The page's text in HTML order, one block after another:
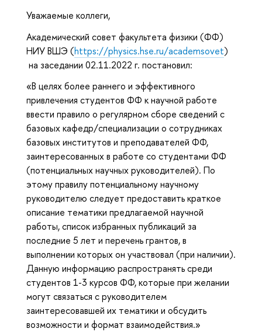
Уважаемые коллеги,
Академический совет факультета физики (ФФ)
НИУ ВШЭ (https://physics.hse.ru/academsovet)
на заседании 02.11.2022 г. постановил:
«В целях более раннего и эффективного
привлечения студентов ФФ к научной работе
ввести правило о регулярном сборе сведений с
базовых кафедр/специализации о сотрудниках
базовых институтов и преподавателей ФФ,
заинтересованных в работе со студентами ФФ
(потенциальных научных руководителей). По
этому правилу потенциальному научному
руководителю следует предоставить краткое
описание тематики предлагаемой научной
работы, список избранных публикаций за
последние 5 лет и перечень грантов, в
выполнении которых он участвовал (при наличии).
Данную информацию распространять среди
студентов 1-3 курсов ФФ, которые при желании
могут связаться с руководителем
заинтересовавшей их тематики и обсудить
возможности и формат взаимодействия.»